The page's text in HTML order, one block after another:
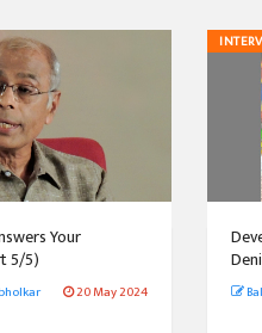
Your
5/5)
20 May 2024